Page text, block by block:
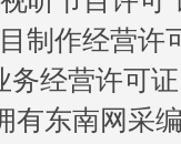
制作经营许
务经营许可
有东南网采